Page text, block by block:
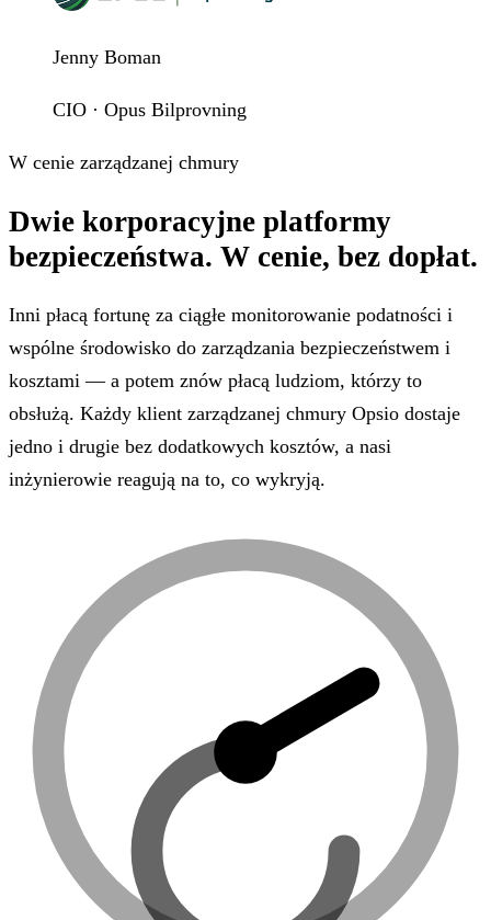
Jenny Boman
CIO · Opus Bilprovning
W cenie zarządzanej chmury
Dwie korporacyjne platformy
bezpieczeństwa. W cenie, bez dopłat.
Inni płacą fortunę za ciągłe monitorowanie podatności i
wspólne środowisko do zarządzania bezpieczeństwem i
kosztami — a potem znów płacą ludziom, którzy to
obsłużą. Każdy klient zarządzanej chmury Opsio dostaje
jedno i drugie bez dodatkowych kosztów, a nasi
inżynierowie reagują na to, co wykryją.